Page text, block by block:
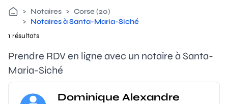
> Notaires > Corse (20)
> Notaires à Santa-Maria-Siché
1 résultats
Prendre RDV en ligne avec un notaire à Santa-
Maria-Siché
Dominique Alexandre